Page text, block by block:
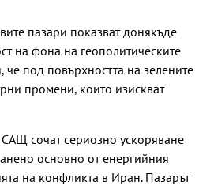
пазари показват донякъде
на фона на геополитическите
че под повърхността на зелените
промени, които изискват
сочат сериозно ускоряване
основно от енергийния
на конфликта в Иран. Пазарът